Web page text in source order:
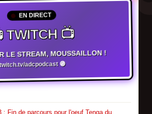
EN DIRECT
TWITCH 📺
LE STREAM, MOUSSAILLON !
adcpodcast 🟣
: Fin de parcours pour l'oeuf Tenga du